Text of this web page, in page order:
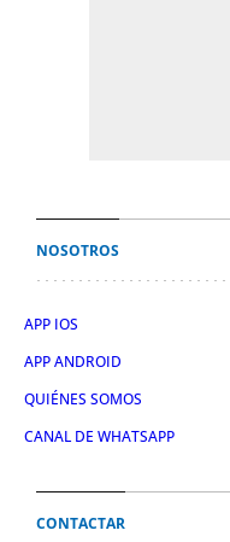
NOSOTROS
APP IOS
APP ANDROID
QUIÉNES SOMOS
CANAL DE WHATSAPP
CONTACTAR